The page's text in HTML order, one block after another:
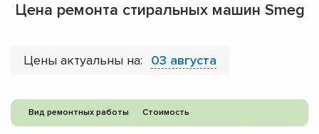
Цена ремонта стиральных машин Smeg
Цены актуальны на: 03 августа
Вид ремонтных работы Стоимость